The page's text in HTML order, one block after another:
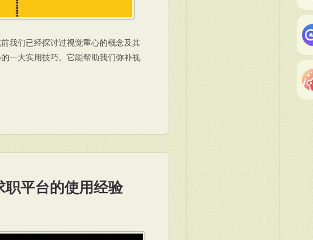
我们已经探讨过视觉重心的概念及其
一大实用技巧。它能帮助我们弥补视
职平台的使用经验